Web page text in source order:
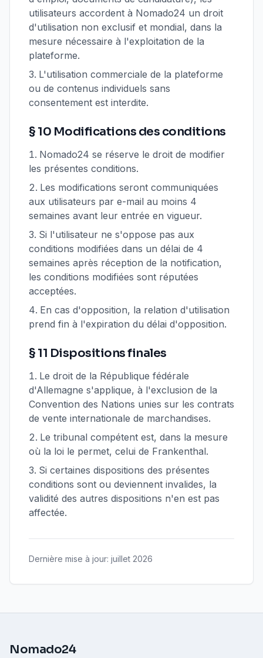
utilisateurs accordent à Nomado24 un droit
d'utilisation non exclusif et mondial, dans la
mesure nécessaire à l'exploitation de la
plateforme.
L'utilisation commerciale de la plateforme
ou de contenus individuels sans
consentement est interdite.
§ 10 Modifications des conditions
Nomado24 se réserve le droit de modifier
les présentes conditions.
Les modifications seront communiquées
aux utilisateurs par e-mail au moins 4
semaines avant leur entrée en vigueur.
Si l'utilisateur ne s'oppose pas aux
conditions modifiées dans un délai de 4
semaines après réception de la notification,
les conditions modifiées sont réputées
acceptées.
En cas d'opposition, la relation d'utilisation
prend fin à l'expiration du délai d'opposition.
§ 11 Dispositions finales
Le droit de la République fédérale
d'Allemagne s'applique, à l'exclusion de la
Convention des Nations unies sur les contrats
de vente internationale de marchandises.
Le tribunal compétent est, dans la mesure
où la loi le permet, celui de Frankenthal.
Si certaines dispositions des présentes
conditions sont ou deviennent invalides, la
validité des autres dispositions n'en est pas
affectée.
Dernière mise à jour: juillet 2026
Nomado24